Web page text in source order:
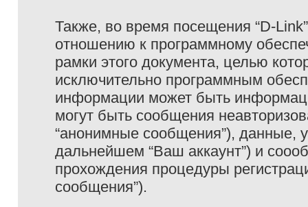
Также, во время посещения “D-
отношению к программному
рамки этого документа, целью
исключительно программным
информации может быть
могут быть сообщения
“анонимные сообщения”), данные,
дальнейшем “Ваш аккаунт”) и
прохождения процедуры
сообщения”).